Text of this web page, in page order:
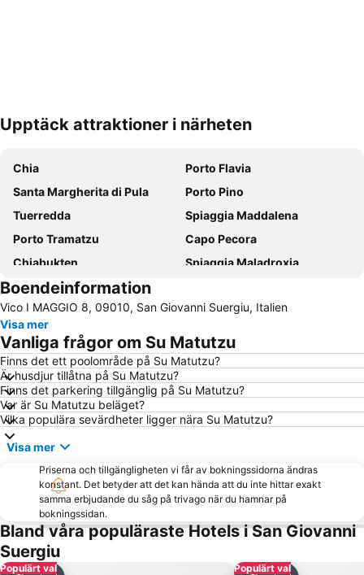
Förstora kartan
Upptäck attraktioner i närheten
Chia
Porto Flavia
Santa Margherita di Pula
Porto Pino
Tuerredda
Spiaggia Maddalena
Porto Tramatzu
Capo Pecora
Chiabukten
Spiaggia Maladroxia
Masua
Portu Maga
Costa Verde
Stari Grad Pula
Boendeinformation
Vico I MAGGIO 8, 09010, San Giovanni Suergiu, Italien
Visa mer
Vanliga frågor om Su Matutzu
Finns det ett poolområde på Su Matutzu?
Är husdjur tillåtna på Su Matutzu?
Finns det parkering tillgänglig på Su Matutzu?
Var är Su Matutzu beläget?
Vilka populära sevärdheter ligger nära Su Matutzu?
Visa mer
Priserna och tillgängligheten vi får av bokningssidorna ändras
konstant. Det betyder att det kan hända att du inte hittar exakt
samma erbjudande du såg på trivago när du hamnar på
bokningssidan.
Bland våra populäraste Hotels i San Giovanni
Suergiu
Populärt val Populärt val